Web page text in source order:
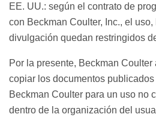
EE. UU.: según el contrato de
con Beckman Coulter, Inc., el
divulgación quedan restringidos
Por la presente, Beckman
copiar los documentos
Beckman Coulter para un uso no
dentro de la organización del